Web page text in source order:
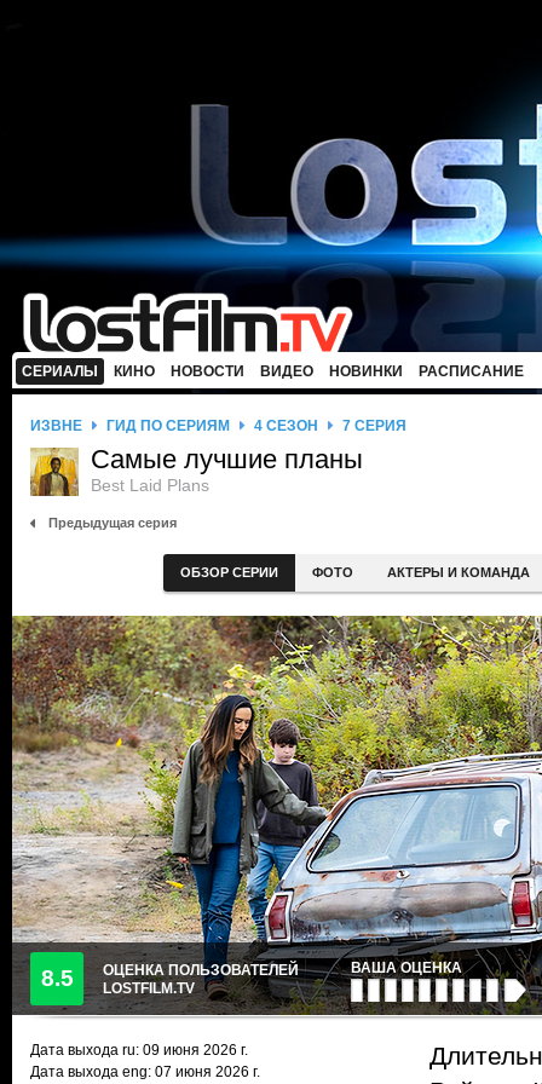
СЕРИАЛЫ КИНО НОВОСТИ ВИДЕО НОВИНКИ РАСПИСАНИЕ
ИЗВНЕ ГИД ПО СЕРИЯМ 4 СЕЗОН 7 СЕРИЯ
Самые лучшие планы
Best Laid Plans
Предыдущая серия
ОБЗОР СЕРИИ ФОТО АКТЕРЫ И КОМАНДА
8.5
ОЦЕНКА ПОЛЬЗОВАТЕЛЕЙ
LOSTFILM.TV
ВАША ОЦЕНКА
Дата выхода ru: 09 июня 2026 г.
Дата выхода eng: 07 июня 2026 г.